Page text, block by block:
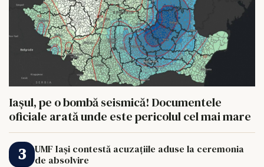
Iașul, pe o bombă seismică! Documentele
oficiale arată unde este pericolul cel mai mare
UMF Iași contestă acuzațiile aduse la ceremonia
de absolvire